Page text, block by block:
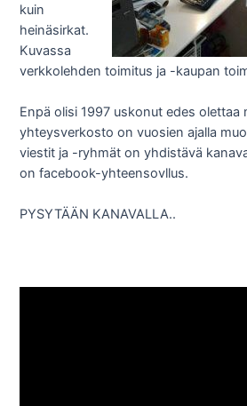
kuin
heinäsirkat.
Kuvassa
verkkolehden toimitus ja -kaupan
Enpä olisi 1997 uskonut edes olettaa
yhteysverkosto on vuosien ajalla
viestit ja -ryhmät on yhdistävä
on facebook-yhteensovllus.
PYSYTÄÄN KANAVALLA..